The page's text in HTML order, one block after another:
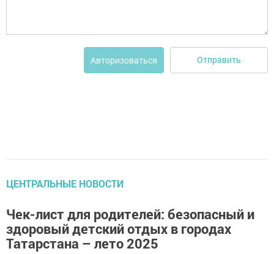
Авторизоваться Отправить
ЦЕНТРАЛЬНЫЕ НОВОСТИ
Чек-лист для родителей: безопасный и
здоровый детский отдых в городах
Татарстана – лето 2025